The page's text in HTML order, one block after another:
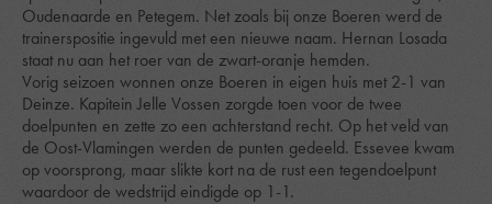
Oudenaarde en Petegem. Net zoals bij onze Boeren werd de
trainerspositie ingevuld met een nieuwe naam. Hernan Losada
staat nu aan het roer van de zwart-oranje hemden.
Vorig seizoen wonnen onze Boeren in eigen huis met 2-1 van
Deinze. Kapitein Jelle Vossen zorgde toen voor de twee
doelpunten en zette zo een achterstand recht. Op het veld van
de Oost-Vlamingen werden de punten gedeeld. Essevee kwam
op voorsprong, maar slikte kort na de rust een tegendoelpunt
waardoor de wedstrijd eindigde op 1-1.